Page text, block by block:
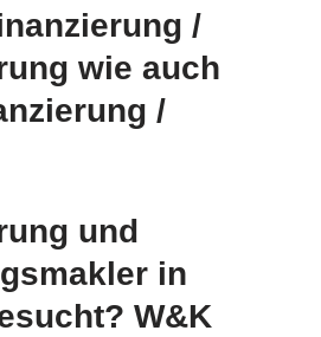
/
wie auch
/
und
in
W&K